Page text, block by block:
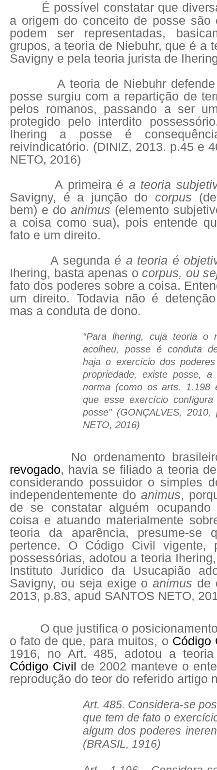
É possível constatar que
a origem do conceito de posse são
podem ser representadas,
grupos, a teoria de Niebuhr, que é a
Savigny e pela teoria jurista de
A teoria de Niebuhr defende
posse surgiu com a repartição de
pelos romanos, passando a ser
protegido pelo interdito
Ihering a posse é
reivindicatório. (DINIZ, 2013. p.45 e
NETO, 2016)
A primeira é a teoria
Savigny, é a junção docorpus
bem) e do animus (elemento
a coisa como sua), pois entende
fato e um direito.
A segunda é a teoria é
Ihering, basta apenas o corpus, ou
fato dos poderes sobre a coisa.
um direito. Todavia não é
mas a conduta de dono.
“Para lhering, cuja teoria o
acolheu, posse é conduta
haja o exercício dos
propriedade, existe posse,
norma (como os arts. 1.198
que esse exercício
posse” (GONÇALVES,
NETO, 2016)
No ordenamento
revogado, havia se filiado a teoria
considerando possuidor o simples
independentemente do animus,
de se constatar alguém ocupando
coisa e atuando materialmente
teoria da aparência, presume-se
pertence. O Código Civil vigente,
possessórias, adotou a teoria
Instituto Jurídico da Usucapião
Savigny, ou seja exige oanimus de
2013, p.83, apud SANTOS NETO,
O que justifica o posicionamento
o fato de que, para muitos, o Código
1916, no Art. 485, adotou a
Código Civil de 2002 manteve o
reprodução do teor do referido artigo
Art. 485. Considera-se
que tem de fato o
algum dos poderes
(BRASIL, 1916)